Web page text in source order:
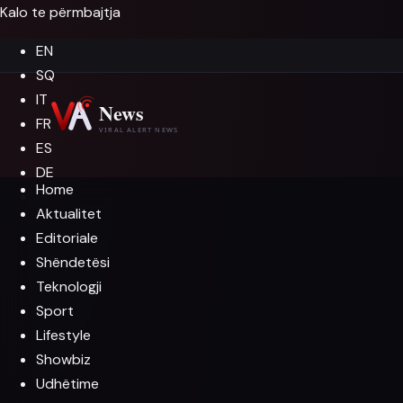
Kalo te përmbajtja
EN
SQ
IT
FR
ES
DE
EL
Home
Aktualitet
Editoriale
Shëndetësi
Teknologji
Sport
Lifestyle
Showbiz
Udhëtime